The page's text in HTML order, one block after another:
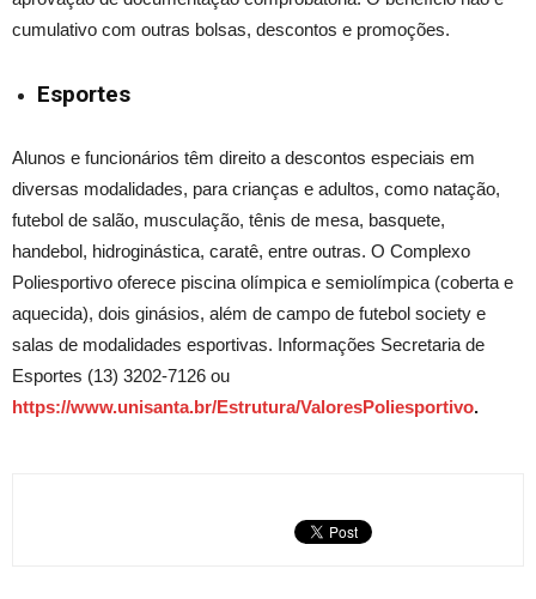
cumulativo com outras bolsas, descontos e promoções.
Esportes
Alunos e funcionários têm direito a descontos especiais em
diversas modalidades, para crianças e adultos, como natação,
futebol de salão, musculação, tênis de mesa, basquete,
handebol, hidroginástica, caratê, entre outras. O Complexo
Poliesportivo oferece piscina olímpica e semiolímpica (coberta e
aquecida), dois ginásios, além de campo de futebol society e
salas de modalidades esportivas. Informações Secretaria de
Esportes (13) 3202-7126 ou
https://www.unisanta.br/Estrutura/ValoresPoliesportivo.